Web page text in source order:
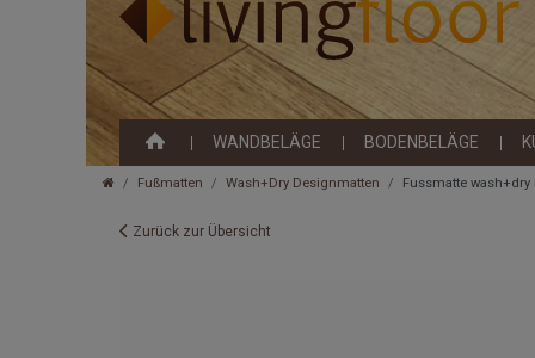
WANDBELÄGE BODENBELÄGE
Fußmatten Wash+Dry Designmatten Fussmatte
Zurück zur Übersicht